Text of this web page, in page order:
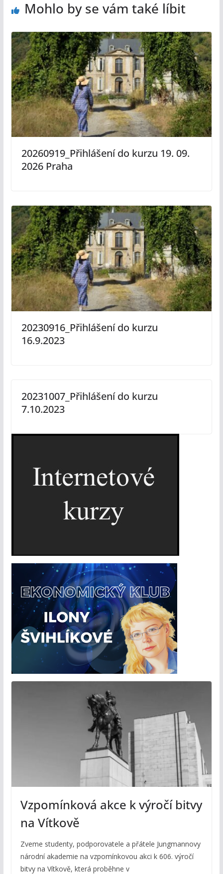
Mohlo by se vám také líbit
20260919_Přihlášení do kurzu 19. 09.
2026 Praha
20230916_Přihlášení do kurzu
16.9.2023
20231007_Přihlášení do kurzu
7.10.2023
Vzpomínková akce k výročí bitvy
na Vítkově
Zveme studenty, podporovatele a přátele Jungmannovy
národní akademie na vzpomínkovou akci k 606. výročí
bitvy na Vítkově, která proběhne v